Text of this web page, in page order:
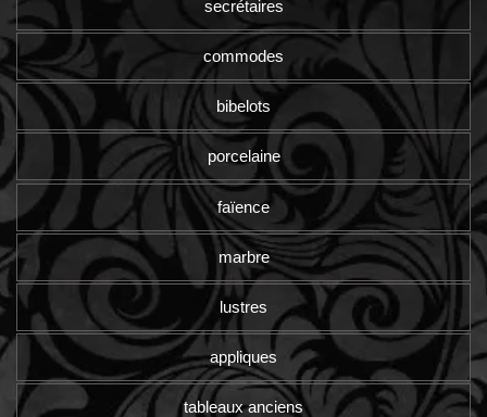
secrétaires
commodes
bibelots
porcelaine
faïence
marbre
lustres
appliques
tableaux anciens